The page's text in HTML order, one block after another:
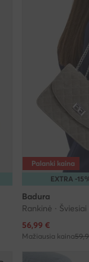
EXTRA -
Palanki kaina
Badura
Rankinė ·
Dabartinė kaina
56,99 €
Mažiausia kaina